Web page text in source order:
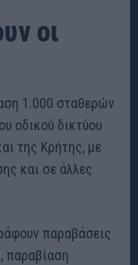
οι
1.000 σταθερών
οδικού δικτύου
της Κρήτης, με
και σε άλλες
παραβάσεις
παραβίαση